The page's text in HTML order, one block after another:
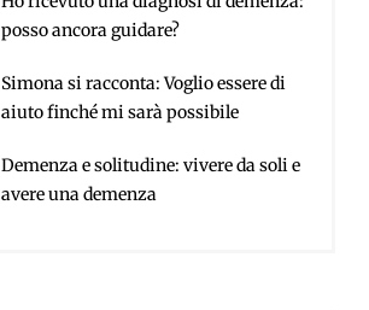
posso ancora guidare?
Simona si racconta: Voglio essere di
aiuto finché mi sarà possibile
Demenza e solitudine: vivere da soli e
avere una demenza